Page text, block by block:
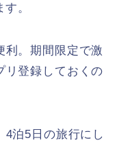
。
利。期間限定で激
リ登録しておくの
4泊5日の旅行にし